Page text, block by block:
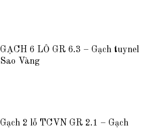
GẠCH 6 LỖ GR 6.3 – Gạch tuynel
Sao Vàng
Gạch 2 lỗ TCVN GR 2.1 – Gạch